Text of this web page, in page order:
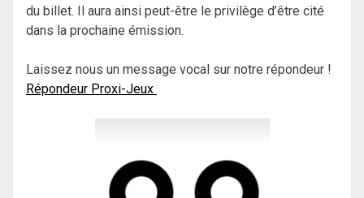
du billet. Il aura ainsi peut-être le privilège d’être cité
dans la prochaine émission.
Laissez nous un message vocal sur notre répondeur !
Répondeur Proxi-Jeux